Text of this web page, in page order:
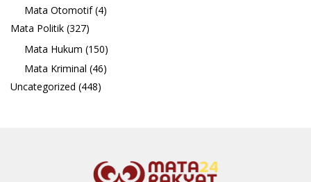
Mata Otomotif(4)
Mata Politik (327)
Mata Hukum (150)
Mata Kriminal (46)
Uncategorized (448)